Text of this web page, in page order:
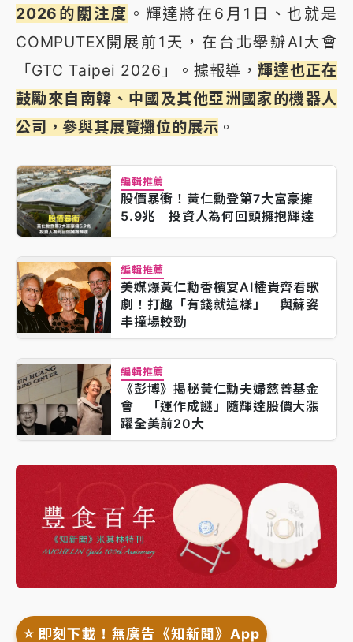
2026的關注度 。輝達將在6月1日、也就是
COMPUTEX開展前1天，在台北舉辦AI大會
「GTC Taipei 2026」。據報導， 輝達也正在
鼓勵來自南韓、中國及其他亞洲國家的機器人
公司，參與其展覽攤位的展示 。
編輯推薦
股價暴衝！黃仁勳登第7大富豪擁
5.9兆 投資人為何回頭擁抱輝達
編輯推薦
美媒爆黃仁勳香檳宴AI權貴齊看歌
劇！打趣「有錢就這樣」 與蘇姿
丰撞場較勁
編輯推薦
《彭博》揭秘黃仁勳夫婦慈善基金
會 「運作成謎」隨輝達股價大漲
躍全美前20大
⭐️ 即刻下載！無廣告《知新聞》App